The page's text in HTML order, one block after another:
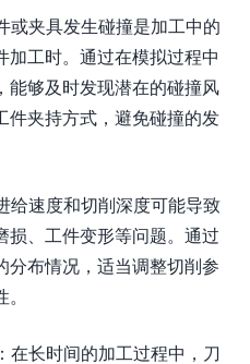
或夹具发生碰撞是加工中的
加工时。通过在模拟过程中
能够及时发现潜在的碰撞风
件夹持方式，避免碰撞的发
给速度和切削深度可能导致
损、工件变形等问题。通过
分布情况，适当调整切削参
在长时间的加工过程中，刀